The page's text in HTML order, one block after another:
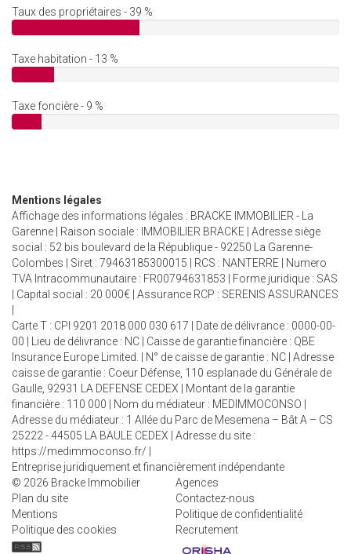
Taux des propriétaires - 39 %
Taxe habitation - 13 %
Taxe foncière - 9 %
Mentions légales
Affichage des informations légales : BRACKE IMMOBILIER - La
Garenne | Raison sociale : IMMOBILIER BRACKE | Adresse siège
social : 52 bis boulevard de la République - 92250 La Garenne-
Colombes | Siret : 79463185300015 | RCS : NANTERRE | Numero
TVA Intracommunautaire : FR00794631853 | Forme juridique : SAS
| Capital social : 20 000€ | Assurance RCP : SERENIS ASSURANCES
Carte T : CPI 9201 2018 000 030 617 | Date de délivrance : 0000-00-
00 | Lieu de délivrance : NC | Caisse de garantie financière : QBE
Insurance Europe Limited. | N° de caisse de garantie : NC | Adresse
caisse de garantie : Coeur Défense, 110 esplanade du Générale de
Gaulle, 92931 LA DEFENSE CEDEX | Montant de la garantie
financière : 110 000 | Nom du médiateur : MEDIMMOCONSO |
Adresse du médiateur : 1 Allée du Parc de Mesemena – Bât A – CS
25222 - 44505 LA BAULE CEDEX | Adresse du site :
https://medimmoconso.fr/
Entreprise juridiquement et financièrement indépendante
© 2026 Bracke Immobilier
Agences
Plan du site
Contactez-nous
Mentions
Politique de confidentialité
Politique des cookies
Recrutement